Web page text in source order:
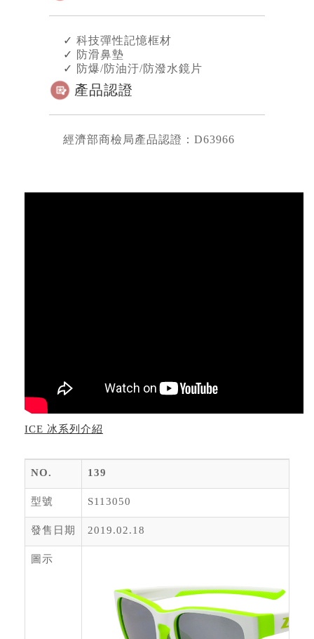
✓ 科技彈性記憶框材
✓ 防滑鼻墊
✓ 防爆/防油汙/防潑水鏡片
產品認證
經濟部商檢局產品認證：D63966
ICE 冰系列介紹
NO. 139
型號 S113050
發售日期 2019.02.18
圖示